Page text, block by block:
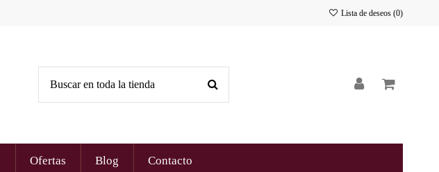
Lista de deseos (0)
Ofertas Blog Contacto